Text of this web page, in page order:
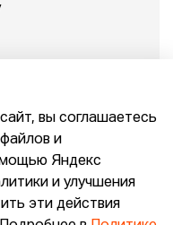
сооснователя
вы соглашаетесь
и
Яндекс
и улучшения
эти действия